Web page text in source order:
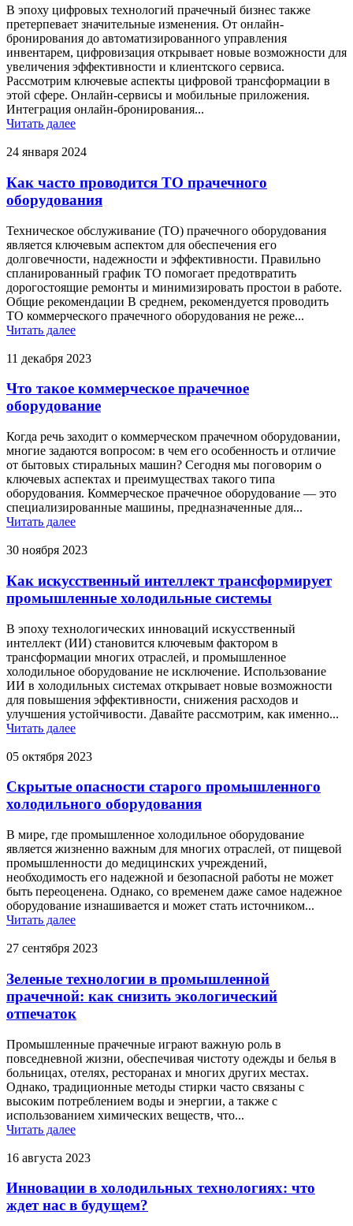
В эпоху цифровых технологий прачечный бизнес также
претерпевает значительные изменения. От онлайн-
бронирования до автоматизированного управления
инвентарем, цифровизация открывает новые возможности для
увеличения эффективности и клиентского сервиса.
Рассмотрим ключевые аспекты цифровой трансформации в
этой сфере. Онлайн-сервисы и мобильные приложения.
Интеграция онлайн-бронирования...
Читать далее
24 января 2024
Как часто проводится ТО прачечного
оборудования
Техническое обслуживание (ТО) прачечного оборудования
является ключевым аспектом для обеспечения его
долговечности, надежности и эффективности. Правильно
спланированный график ТО помогает предотвратить
дорогостоящие ремонты и минимизировать простои в работе.
Общие рекомендации В среднем, рекомендуется проводить
ТО коммерческого прачечного оборудования не реже...
Читать далее
11 декабря 2023
Что такое коммерческое прачечное
оборудование
Когда речь заходит о коммерческом прачечном оборудовании,
многие задаются вопросом: в чем его особенность и отличие
от бытовых стиральных машин? Сегодня мы поговорим о
ключевых аспектах и преимуществах такого типа
оборудования. Коммерческое прачечное оборудование — это
специализированные машины, предназначенные для...
Читать далее
30 ноября 2023
Как искусственный интеллект трансформирует
промышленные холодильные системы
В эпоху технологических инноваций искусственный
интеллект (ИИ) становится ключевым фактором в
трансформации многих отраслей, и промышленное
холодильное оборудование не исключение. Использование
ИИ в холодильных системах открывает новые возможности
для повышения эффективности, снижения расходов и
улучшения устойчивости. Давайте рассмотрим, как именно...
Читать далее
05 октября 2023
Скрытые опасности старого промышленного
холодильного оборудования
В мире, где промышленное холодильное оборудование
является жизненно важным для многих отраслей, от пищевой
промышленности до медицинских учреждений,
необходимость его надежной и безопасной работы не может
быть переоценена. Однако, со временем даже самое надежное
оборудование изнашивается и может стать источником...
Читать далее
27 сентября 2023
Зеленые технологии в промышленной
прачечной: как снизить экологический
отпечаток
Промышленные прачечные играют важную роль в
повседневной жизни, обеспечивая чистоту одежды и белья в
больницах, отелях, ресторанах и многих других местах.
Однако, традиционные методы стирки часто связаны с
высоким потреблением воды и энергии, а также с
использованием химических веществ, что...
Читать далее
16 августа 2023
Инновации в холодильных технологиях: что
ждет нас в будущем?